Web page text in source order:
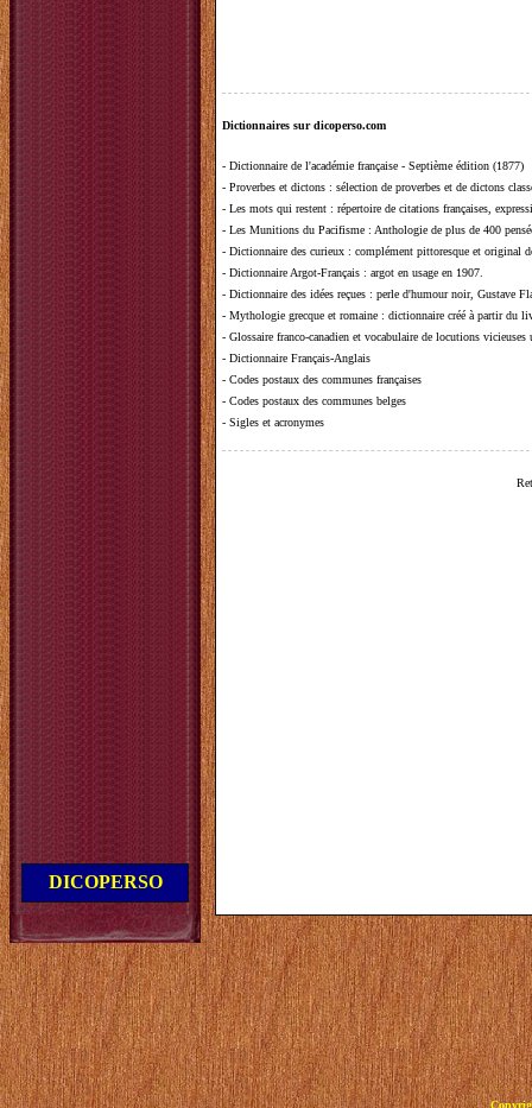
DICOPERSO
Dictionnaires sur dicoperso.com
- Dictionnaire de l'académie française - Septième édition (1877)
- Proverbes et dictons : sélection de proverbes et de dictons
- Les mots qui restent : répertoire de citations françaises,
- Les Munitions du Pacifisme : Anthologie de plus de 400
- Dictionnaire des curieux : complément pittoresque et original
- Dictionnaire Argot-Français : argot en usage en 1907.
- Dictionnaire des idées reçues : perle d'humour noir, Gustave
- Mythologie grecque et romaine : dictionnaire créé à partir du
- Glossaire franco-canadien et vocabulaire de locutions vicieuses
- Dictionnaire Français-Anglais
- Codes postaux des communes françaises
- Codes postaux des communes belges
- Sigles et acronymes